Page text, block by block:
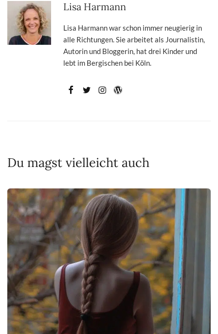
Lisa Harmann
Lisa Harmann war schon immer neugierig in
alle Richtungen. Sie arbeitet als Journalistin,
Autorin und Bloggerin, hat drei Kinder und
lebt im Bergischen bei Köln.
Du magst vielleicht auch